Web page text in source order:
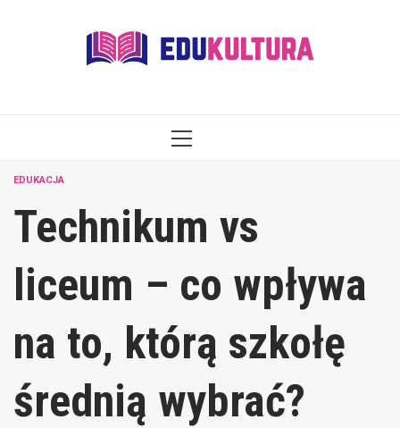
PRIMARY
EDUKACJA
Technikum vs
liceum – co wpływa
na to, którą szkołę
średnią wybrać?